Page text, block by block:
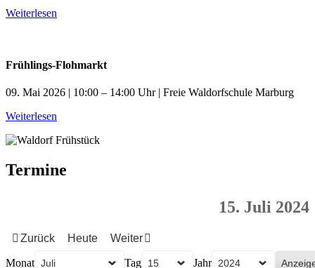
Weiterlesen
Frühlings-Flohmarkt
09. Mai 2026 | 10:00 – 14:00 Uhr | Freie Waldorfschule Marburg
Weiterlesen
Termine
15. Juli 2024
Zurück Heute Weiter
Monat Tag Jahr